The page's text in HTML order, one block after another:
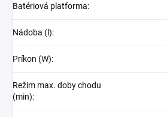
Batériová platforma:
Nádoba (l):
Príkon (W):
Režim max. doby chodu
(min):